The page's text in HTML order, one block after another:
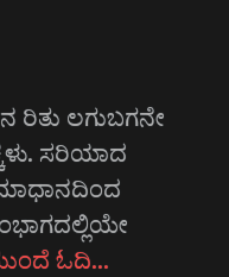
ರಿತು ಲಗುಬಗನೇ
ಸರಿಯಾದ
ಓದಿ…